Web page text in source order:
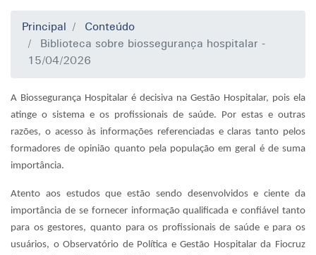
Principal
Conteúdo
Biblioteca sobre biossegurança hospitalar -
15/04/2026
A Biossegurança Hospitalar é decisiva na Gestão Hospitalar, pois ela
atinge o sistema e os profissionais de saúde. Por estas e outras
razões, o acesso às informações referenciadas e claras tanto pelos
formadores de opinião quanto pela população em geral é de suma
importância.
Atento aos estudos que estão sendo desenvolvidos e ciente da
importância de se fornecer informação qualificada e confiável tanto
para os gestores, quanto para os profissionais de saúde e para os
usuários, o Observatório de Política e Gestão Hospitalar da Fiocruz